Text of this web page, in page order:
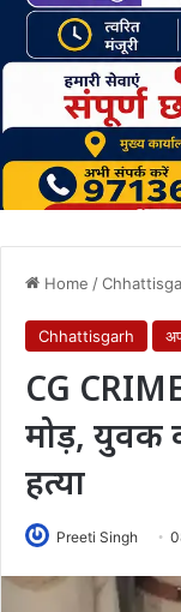
Home /
Chhattisgarh
CG
मोड़, युवक
हत्या
Preeti Singh